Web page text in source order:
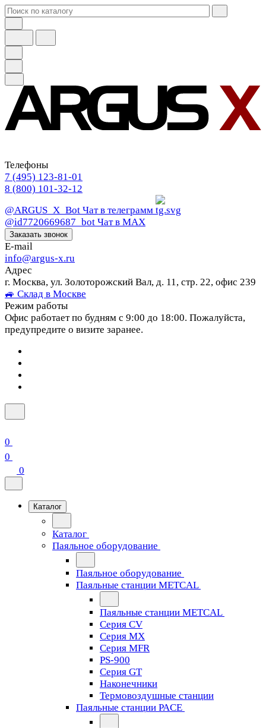
Телефоны
7 (495) 123-81-01
8 (800) 101-32-12
@ARGUS_X_Bot Чат в телеграмм
@id7720669687_bot Чат в МАХ
Заказать звонок
E-mail
info@argus-x.ru
Адрес
г. Москва, ул. Золоторожский Вал, д. 11, стр. 22, офис 239
🚙 Склад в Москве
Режим работы
Офис работает по будням с 9:00 до 18:00. Пожалуйста,
предупредите о визите заранее.
0
0
0
Каталог
Каталог
Паяльное оборудование
Паяльное оборудование
Паяльные станции METCAL
Паяльные станции METCAL
Серия CV
Серия MX
Серия MFR
PS-900
Серия GT
Наконечники
Термовоздушные станции
Паяльные станции PACE